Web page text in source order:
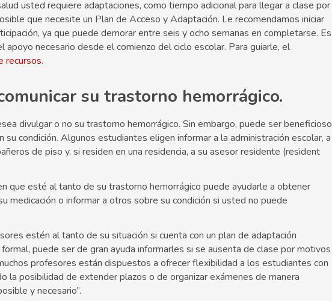
usted requiere adaptaciones, como tiempo adicional para llegar a clase por
que necesite un Plan de Acceso y Adaptación. Le recomendamos iniciar
ya que puede demorar entre seis y ocho semanas en completarse. Es
apoyo necesario desde el comienzo del ciclo escolar. Para guiarle, el
recursos.
su trastorno hemorrágico.
divulgar o no su trastorno hemorrágico. Sin embargo, puede ser beneficioso
su condición. Algunos estudiantes eligen informar a la administración escolar, a
de piso y, si residen en una residencia, a su asesor residente (resident
que esté al tanto de su trastorno hemorrágico puede ayudarle a obtener
medicación o informar a otros sobre su condición si usted no puede
estén al tanto de su situación si cuenta con un plan de adaptación
formal, puede ser de gran ayuda informarles si se ausenta de clase por motivos
profesores están dispuestos a ofrecer flexibilidad a los estudiantes con
la posibilidad de extender plazos o de organizar exámenes de manera
y necesario”.